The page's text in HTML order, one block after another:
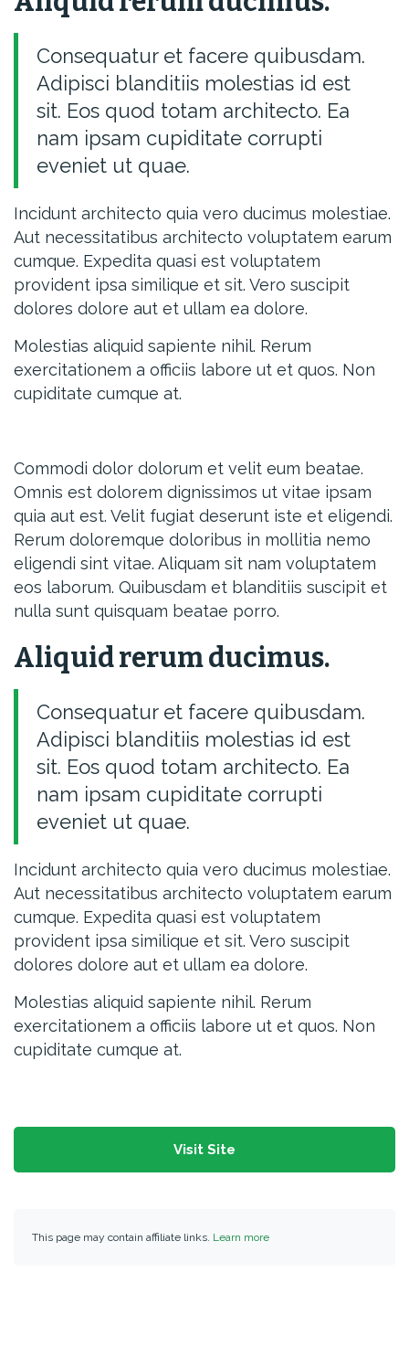
Consequatur et facere quibusdam.
Adipisci blanditiis molestias id est
sit. Eos quod totam architecto. Ea
nam ipsam cupiditate corrupti
eveniet ut quae.
Incidunt architecto quia vero ducimus molestiae.
Aut necessitatibus architecto voluptatem earum
cumque. Expedita quasi est voluptatem
provident ipsa similique et sit. Vero suscipit
dolores dolore aut et ullam ea dolore.
Molestias aliquid sapiente nihil. Rerum
exercitationem a officiis labore ut et quos. Non
cupiditate cumque at.
Commodi dolor dolorum et velit eum beatae.
Omnis est dolorem dignissimos ut vitae ipsam
quia aut est. Velit fugiat deserunt iste et eligendi.
Rerum doloremque doloribus in mollitia nemo
eligendi sint vitae. Aliquam sit nam voluptatem
eos laborum. Quibusdam et blanditiis suscipit et
nulla sunt quisquam beatae porro.
Aliquid rerum ducimus.
Consequatur et facere quibusdam.
Adipisci blanditiis molestias id est
sit. Eos quod totam architecto. Ea
nam ipsam cupiditate corrupti
eveniet ut quae.
Incidunt architecto quia vero ducimus molestiae.
Aut necessitatibus architecto voluptatem earum
cumque. Expedita quasi est voluptatem
provident ipsa similique et sit. Vero suscipit
dolores dolore aut et ullam ea dolore.
Molestias aliquid sapiente nihil. Rerum
exercitationem a officiis labore ut et quos. Non
cupiditate cumque at.
Visit Site
This page may contain affiliate links. Learn more